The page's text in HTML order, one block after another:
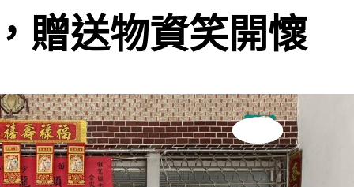
贈送物資笑開懷